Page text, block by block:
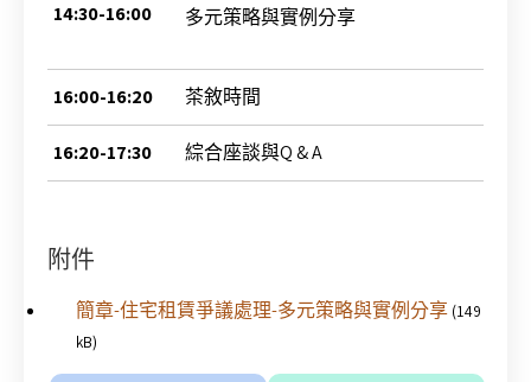
14:30-16:00
多元策略與實例分享
16:00-16:20 茶敘時間
16:20-17:30 綜合座談與Q & A
附件
簡章-住宅租賃爭議處理-多元策略與實例分享 (149
kB)